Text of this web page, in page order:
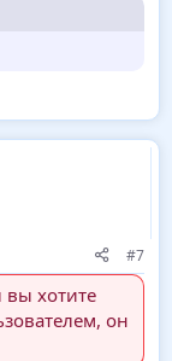
#7
вы хотите
он